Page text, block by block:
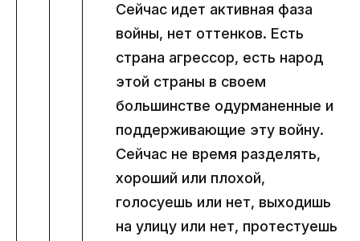
Сейчас идет активная фаза
войны, нет оттенков. Есть
страна агрессор, есть народ
этой страны в своем
большинстве одурманенные и
поддерживающие эту войну.
Сейчас не время разделять,
хороший или плохой,
голосуешь или нет, выходишь
на улицу или нет, протестуешь